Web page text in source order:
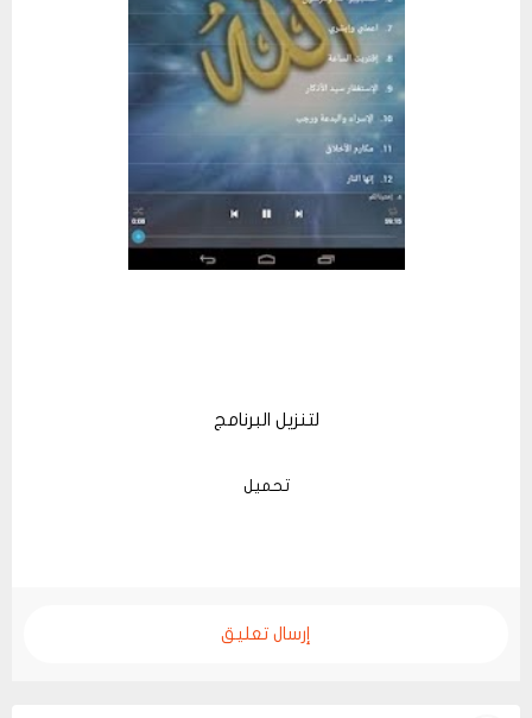
لتنزيل البرنامج
تحميل
إرسال تعليق